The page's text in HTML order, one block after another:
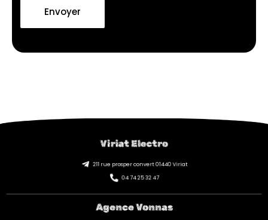
Envoyer
Viriat Electro
211 rue prosper convert 01440 Viriat
04 74 25 32 47
Agence Vonnas